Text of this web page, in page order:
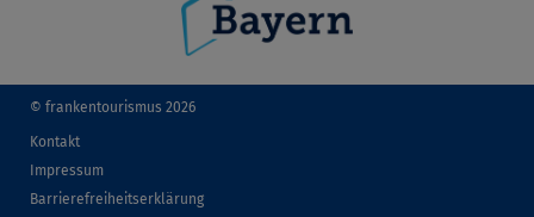
© frankentourismus 2026
Kontakt
Impressum
Barrierefreiheitserklärung